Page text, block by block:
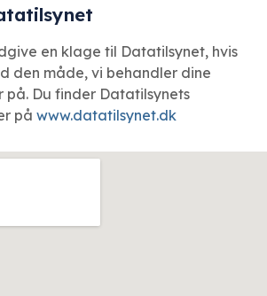
en klage til Datatilsynet, hvis
den måde, vi behandler dine
på. Du finder Datatilsynets
på www.datatilsynet.dk